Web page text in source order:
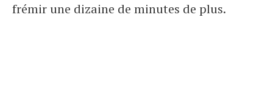
frémir une dizaine de minutes de plus.